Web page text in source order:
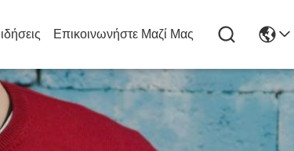
Επικοινωνήστε Μαζί Μας